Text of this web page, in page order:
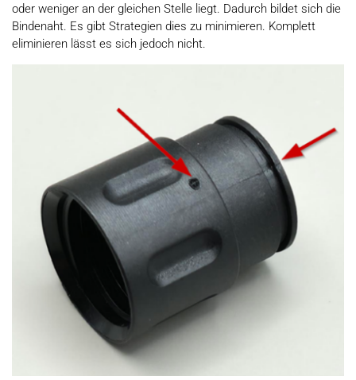
oder weniger an der gleichen Stelle liegt. Dadurch bildet sich die
Bindenaht. Es gibt Strategien dies zu minimieren. Komplett
eliminieren lässt es sich jedoch nicht.